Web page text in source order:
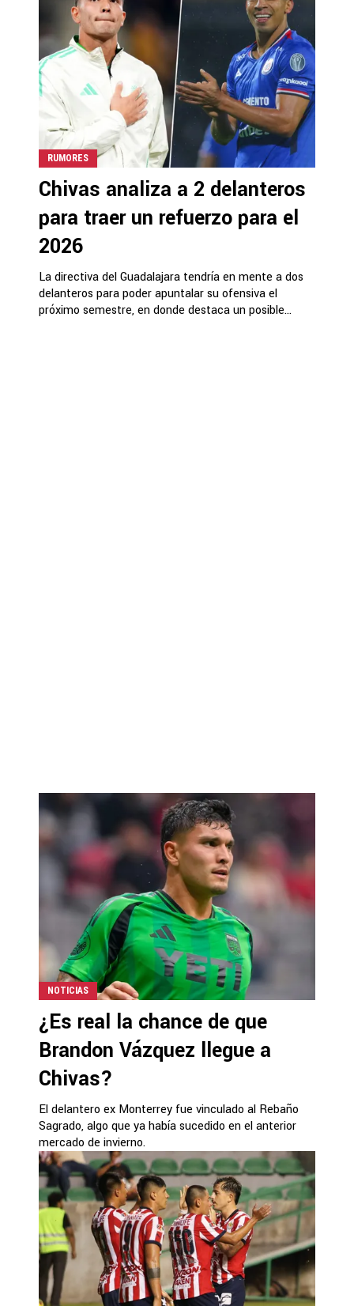
RUMORES
Chivas analiza a 2 delanteros
para traer un refuerzo para el
2026
La directiva del Guadalajara tendría en mente a dos
delanteros para poder apuntalar su ofensiva el
próximo semestre, en donde destaca un posible...
NOTICIAS
¿Es real la chance de que
Brandon Vázquez llegue a
Chivas?
El delantero ex Monterrey fue vinculado al Rebaño
Sagrado, algo que ya había sucedido en el anterior
mercado de invierno.